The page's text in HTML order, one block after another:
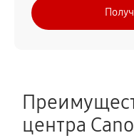
Замена
3800 руб
Замена корпуса
центра